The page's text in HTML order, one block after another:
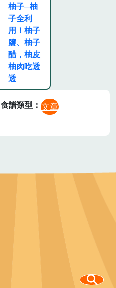
柚子─柚
子全利
用！柚子
鹽、柚子
醋，柚皮
柚肉吃透
透
食譜類型 文章